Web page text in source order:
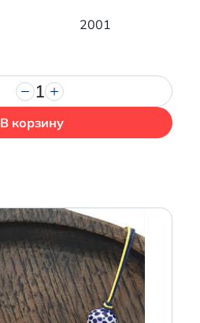
2001
1
В корзину